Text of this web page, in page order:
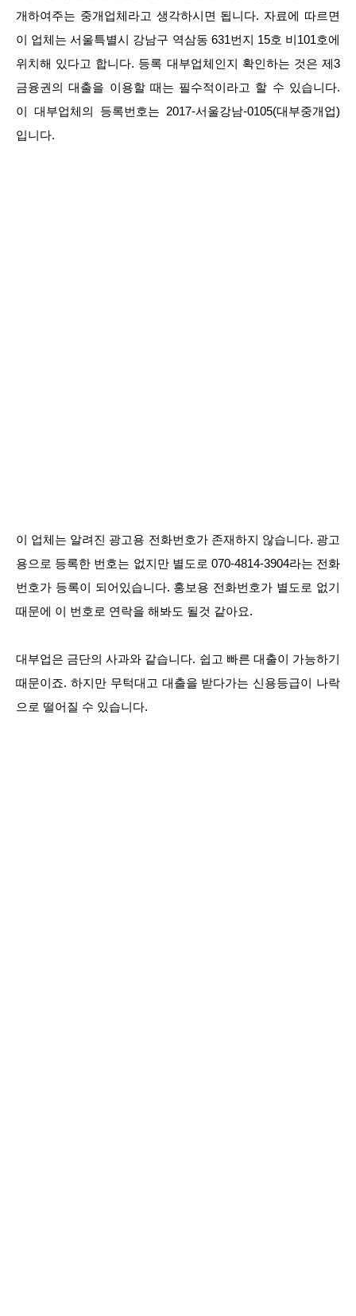
개하여주는 중개업체라고 생각하시면 됩니다. 자료에 따르면
이 업체는 서울특별시 강남구 역삼동 631번지 15호 비101호에
위치해 있다고 합니다. 등록 대부업체인지 확인하는 것은 제3
금융권의 대출을 이용할 때는 필수적이라고 할 수 있습니다.
이 대부업체의 등록번호는 2017-서울강남-0105(대부중개업)
입니다.
이 업체는 알려진 광고용 전화번호가 존재하지 않습니다. 광고
용으로 등록한 번호는 없지만 별도로 070-4814-3904라는 전화
번호가 등록이 되어있습니다. 홍보용 전화번호가 별도로 없기
때문에 이 번호로 연락을 해봐도 될것 같아요.
대부업은 금단의 사과와 같습니다. 쉽고 빠른 대출이 가능하기
때문이죠. 하지만 무턱대고 대출을 받다가는 신용등급이 나락
으로 떨어질 수 있습니다.